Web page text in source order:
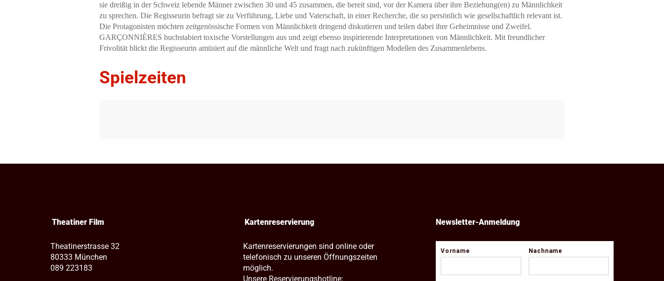
sie dreißig in der Schweiz lebende Männer zwischen 30 und 45 zusammen, die bereit sind, vor der Kamera über ihre Beziehung(en) zu Männlichkeit
zu sprechen. Die Regisseurin befragt sie zu Verführung, Liebe und Vaterschaft, in einer Recherche, die so persönlich wie gesellschaftlich relevant ist.
Die Protagonisten möchten zeitgenössische Formen von Männlichkeit dringend diskutieren und teilen dabei ihre Geheimnisse und Zweifel.
GARÇONNIÈRES buchstabiert toxische Vorstellungen aus und zeigt ebenso inspirierende Interpretationen von Männlichkeit. Mit freundlicher
Frivolität blickt die Regisseurin amüsiert auf die männliche Welt und fragt nach zukünftigen Modellen des Zusammenlebens.
Spielzeiten
Theatiner Film
Theatinerstrasse 32
80333 München
089 223183
Kartenreservierung
Kartenreservierungen sind online oder
telefonisch zu unseren Öffnungszeiten
möglich.
Unsere Reservierungshotline:
Newsletter-Anmeldung